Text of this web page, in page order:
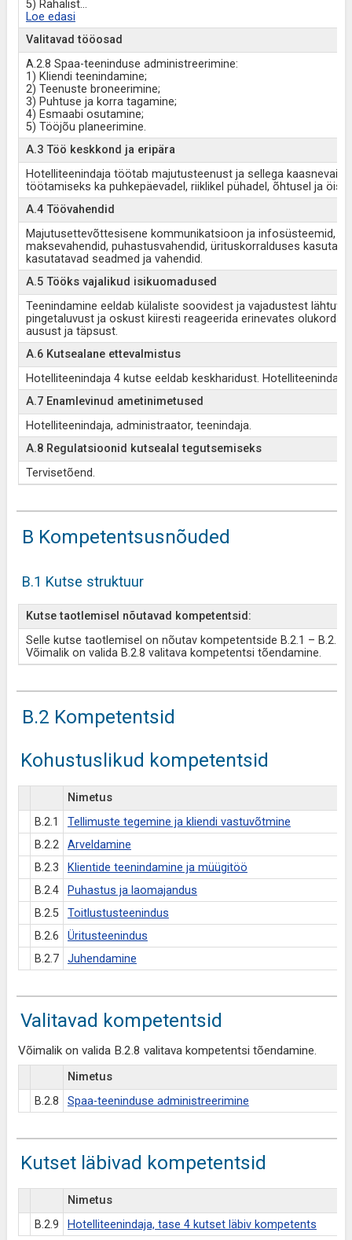
5) Rahalist...
Loe edasi
Valitavad tööosad
A.2.8 Spaa-teeninduse administreerimine:
1) Kliendi teenindamine;
2) Teenuste broneerimine;
3) Puhtuse ja korra tagamine;
4) Esmaabi osutamine;
5) Tööjõu planeerimine.
A.3 Töö keskkond ja eripära
Hotelliteenindaja töötab majutusteenust ja sellega
töötamiseks ka puhkepäevadel, riiklikel pühadel, õhtusel ja öisel
A.4 Töövahendid
Majutusettevõttesisene kommunikatsioon ja infosüsteemid,
maksevahendid, puhastusvahendid, ürituskorralduses
kasutatavad seadmed ja vahendid.
A.5 Tööks vajalikud isikuomadused
Teenindamine eeldab külaliste soovidest ja vajadustest
pingetaluvust ja oskust kiiresti reageerida erinevates
ausust ja täpsust.
A.6 Kutsealane ettevalmistus
Hotelliteenindaja 4 kutse eeldab keskharidust.
A.7 Enamlevinud ametinimetused
Hotelliteenindaja, administraator, teenindaja.
A.8 Regulatsioonid kutsealal tegutsemiseks
Tervisetõend.
B Kompetentsusnõuded
B.1 Kutse struktuur
Kutse taotlemisel nõutavad kompetentsid:
Selle kutse taotlemisel on nõutav kompetentside B.2.1 – B.2.7
Võimalik on valida B.2.8 valitava kompetentsi tõendamine.
B.2 Kompetentsid
Kohustuslikud kompetentsid
Nimetus
B.2.1
Tellimuste tegemine ja kliendi vastuvõtmine
B.2.2
Arveldamine
B.2.3
Klientide teenindamine ja müügitöö
B.2.4
Puhastus ja laomajandus
B.2.5
Toitlustusteenindus
B.2.6
Üritusteenindus
B.2.7
Juhendamine
Valitavad kompetentsid
Võimalik on valida B.2.8 valitava kompetentsi tõendamine.
Nimetus
B.2.8
Spaa-teeninduse administreerimine
Kutset läbivad kompetentsid
Nimetus
B.2.9
Hotelliteenindaja, tase 4 kutset läbiv kompetents